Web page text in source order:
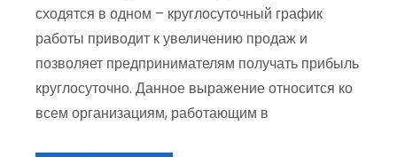
сходятся в одном – круглосуточный график
работы приводит к увеличению продаж и
позволяет предпринимателям получать прибыль
круглосуточно. Данное выражение относится ко
всем организациям, работающим в